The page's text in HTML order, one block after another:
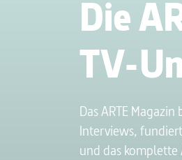
Die
TV-
Das ARTE
Interviews,
und das komplette